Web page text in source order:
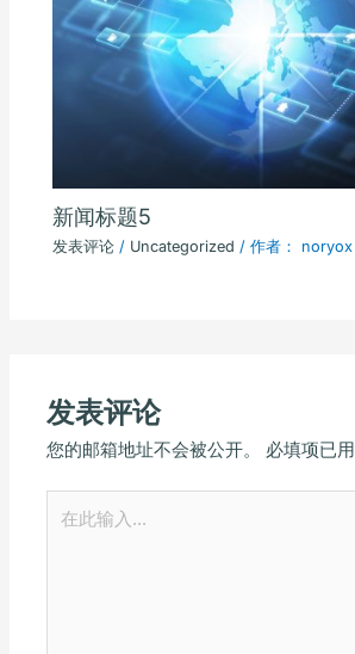
新闻标题5
发表评论 / Uncategorized / 作者： noryox
发表评论
您的邮箱地址不会被公开。 必填项已用